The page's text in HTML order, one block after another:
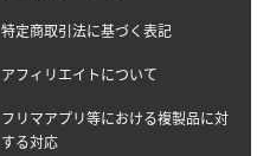
特定商取引法に基づく表記
アフィリエイトについて
フリマアプリ等における複製品に対
する対応